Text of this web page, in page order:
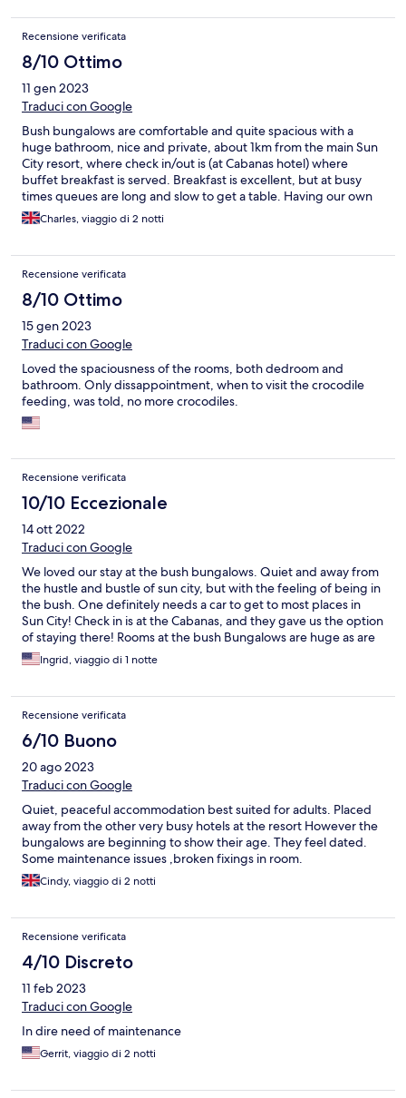
Recensione verificata
8/10 Ottimo
11 gen 2023
Traduci con Google
Bush bungalows are comfortable and quite spacious with a
huge bathroom, nice and private, about 1km from the main Sun
City resort, where check in/out is (at Cabanas hotel) where
buffet breakfast is served. Breakfast is excellent, but at busy
times queues are long and slow to get a table. Having our own
car was really useful, but shuttle buses run regularly for those
without. Overall a memorable stay in quirky accomodation
Charles, viaggio di 2 notti
Recensione verificata
8/10 Ottimo
15 gen 2023
Traduci con Google
Loved the spaciousness of the rooms, both dedroom and
bathroom. Only dissappointment, when to visit the crocodile
feeding, was told, no more crocodiles.
Recensione verificata
10/10 Eccezionale
14 ott 2022
Traduci con Google
We loved our stay at the bush bungalows. Quiet and away from
the hustle and bustle of sun city, but with the feeling of being in
the bush. One definitely needs a car to get to most places in
Sun City! Check in is at the Cabanas, and they gave us the option
of staying there! Rooms at the bush Bungalows are huge as are
the bathrooms! A fridge and coffee maker is also available in
each room! Breakfast at the Cabanas the following morning was
Ingrid, viaggio di 1 notte
Recensione verificata
6/10 Buono
20 ago 2023
Traduci con Google
Quiet, peaceful accommodation best suited for adults. Placed
away from the other very busy hotels at the resort However the
bungalows are beginning to show their age. They feel dated.
Some maintenance issues ,broken fixings in room.
Cindy, viaggio di 2 notti
Recensione verificata
4/10 Discreto
11 feb 2023
Traduci con Google
In dire need of maintenance
Gerrit, viaggio di 2 notti